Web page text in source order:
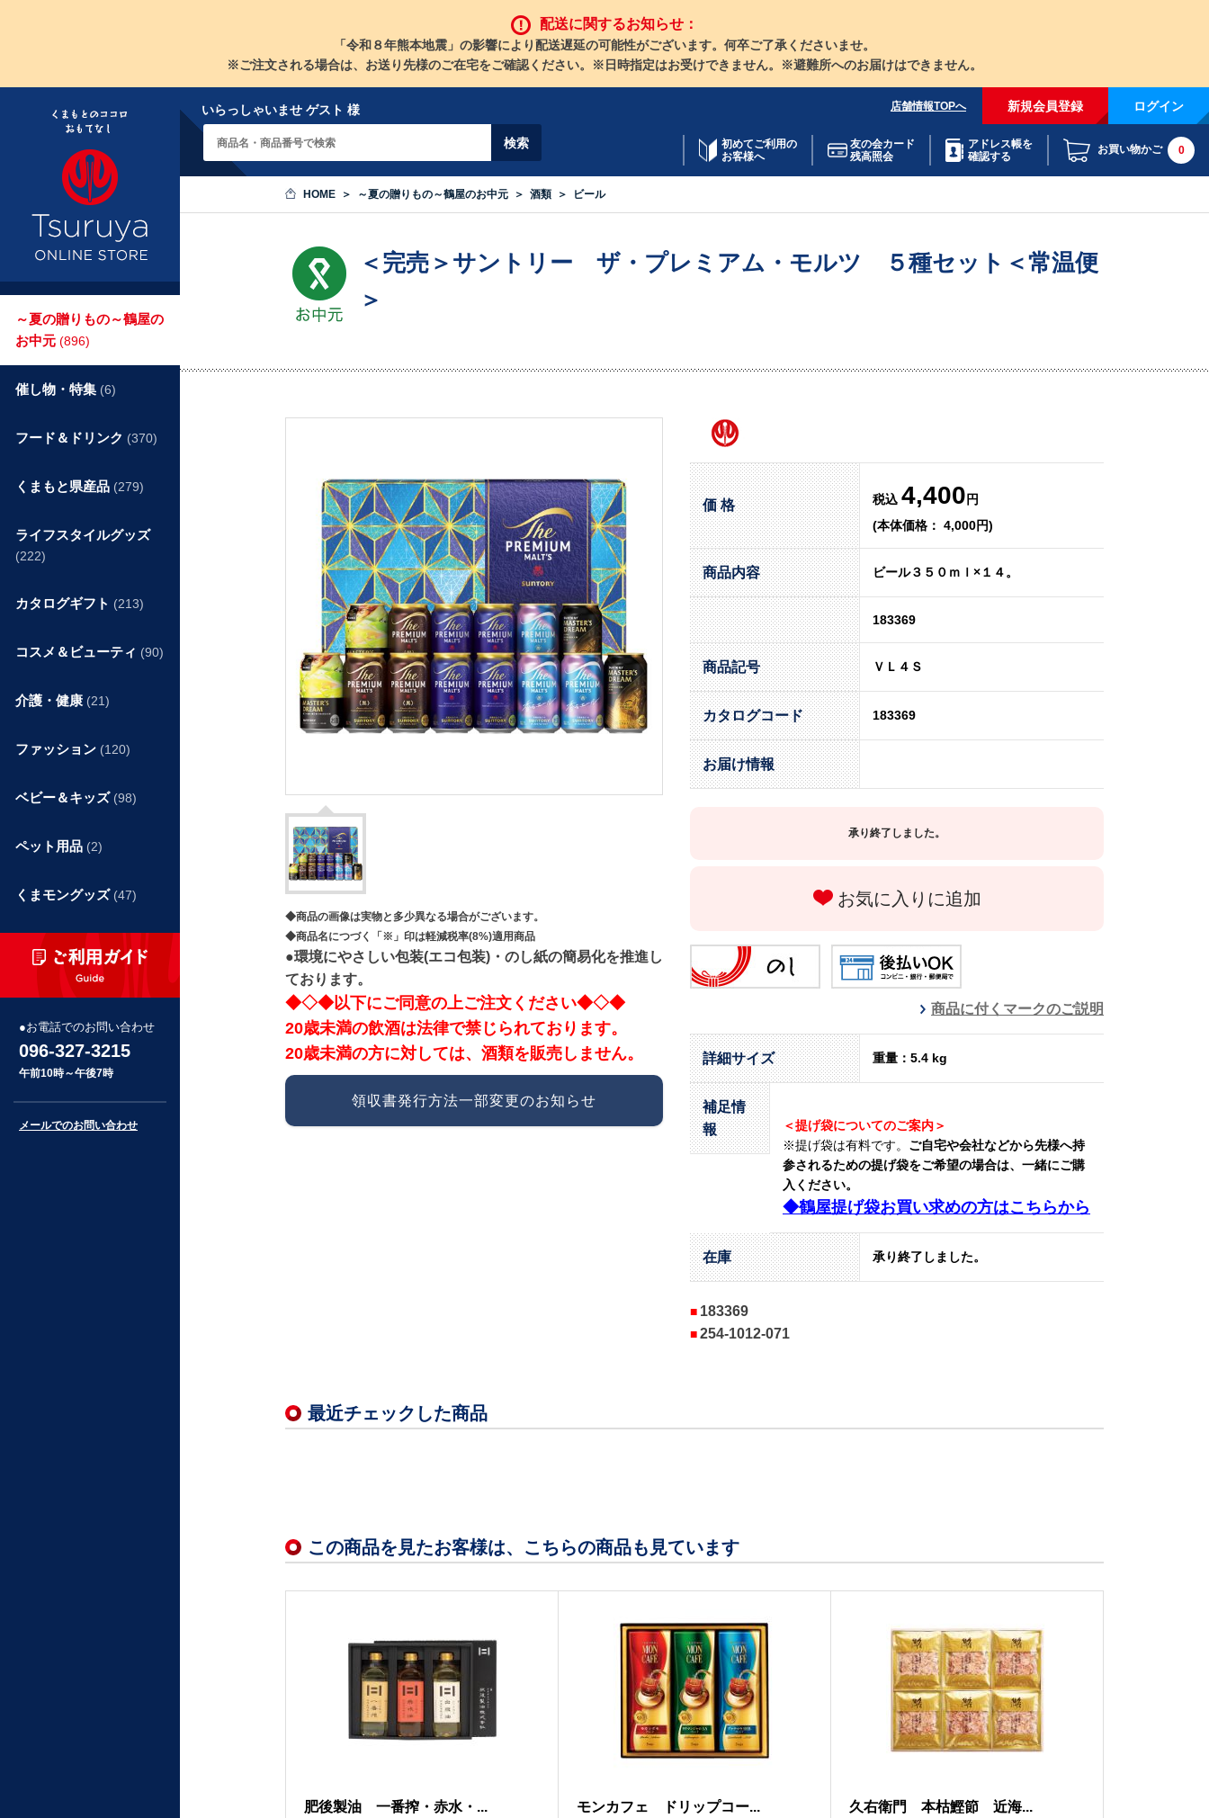
配送に関するお知らせ：
「令和８年熊本地震」の影響により配送遅延の可能性がございます。何卒ご了承くださいませ。
※ご注文される場合は、お送り先様のご在宅をご確認ください。※日時指定はお受けできません。※避難所へのお届けはできません。
いらっしゃいませ ゲスト 様 店舗情報TOPへ 新規会員登録 ログイン
初めてご利用の
お客様へ
友の会カード
残高照会
アドレス帳を
確認する
お買い物かご 0
HOME ～夏の贈りもの～鶴屋のお中元 酒類 ビール
＜完売＞サントリー ザ・プレミアム・モルツ ５種セット＜常温便
＞
◆商品の画像は実物と多少異なる場合がございます。
◆商品名につづく「※」印は軽減税率(8%)適用商品
●環境にやさしい包装(エコ包装)・のし紙の簡易化を推進し
ております。
◆◇◆以下にご同意の上ご注文ください◆◇◆
20歳未満の飲酒は法律で禁じられております。
20歳未満の方に対しては、酒類を販売しません。
領収書発行方法一部変更のお知らせ
価 格 税込 4,400 円
(本体価格： 4,000円)
商品内容 ビール３５０ｍｌ×１４。
183369
商品記号 ＶＬ４Ｓ
カタログコード 183369
お届け情報
承り終了しました。
お気に入りに追加
商品に付くマークのご説明
詳細サイズ 重量：5.4 kg
補足情
報
＜提げ袋についてのご案内＞
※提げ袋は有料です。 ご自宅や会社などから先様へ持
参されるための提げ袋をご希望の場合は、一緒にご購
入ください。
◆鶴屋提げ袋お買い求めの方はこちらから
在庫 承り終了しました。
183369
254-1012-071
最近チェックした商品
この商品を見たお客様は、こちらの商品も見ています
肥後製油 一番搾・赤水・... モンカフェ ドリップコー... 久右衛門 本枯鰹節 近海...
～夏の贈りもの～鶴屋の
お中元 (896)
催し物・特集 (6)
フード＆ドリンク (370)
くまもと県産品 (279)
ライフスタイルグッズ
(222)
カタログギフト (213)
コスメ＆ビューティ (90)
介護・健康 (21)
ファッション (120)
ベビー＆キッズ (98)
ペット用品 (2)
くまモングッズ (47)
お電話でのお問い合わせ
096-327-3215
午前10時～午後7時
メールでのお問い合わせ